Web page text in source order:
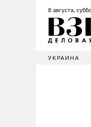
8 августа,
УКРАИНА